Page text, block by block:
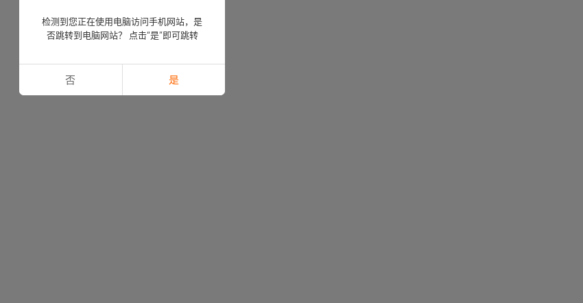
检测到您正在使用电脑访问手机网站，是
否跳转到电脑网站？ 点击“是”即可跳转
否 是